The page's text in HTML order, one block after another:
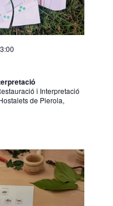
i Interpretació
de Pierola,